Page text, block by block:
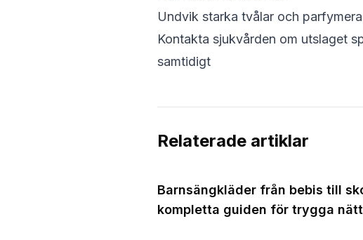
Undvik starka tvålar och
Kontakta sjukvården om utslaget
samtidigt
Relaterade artiklar
Barnsängkläder från bebis till
kompletta guiden för trygga